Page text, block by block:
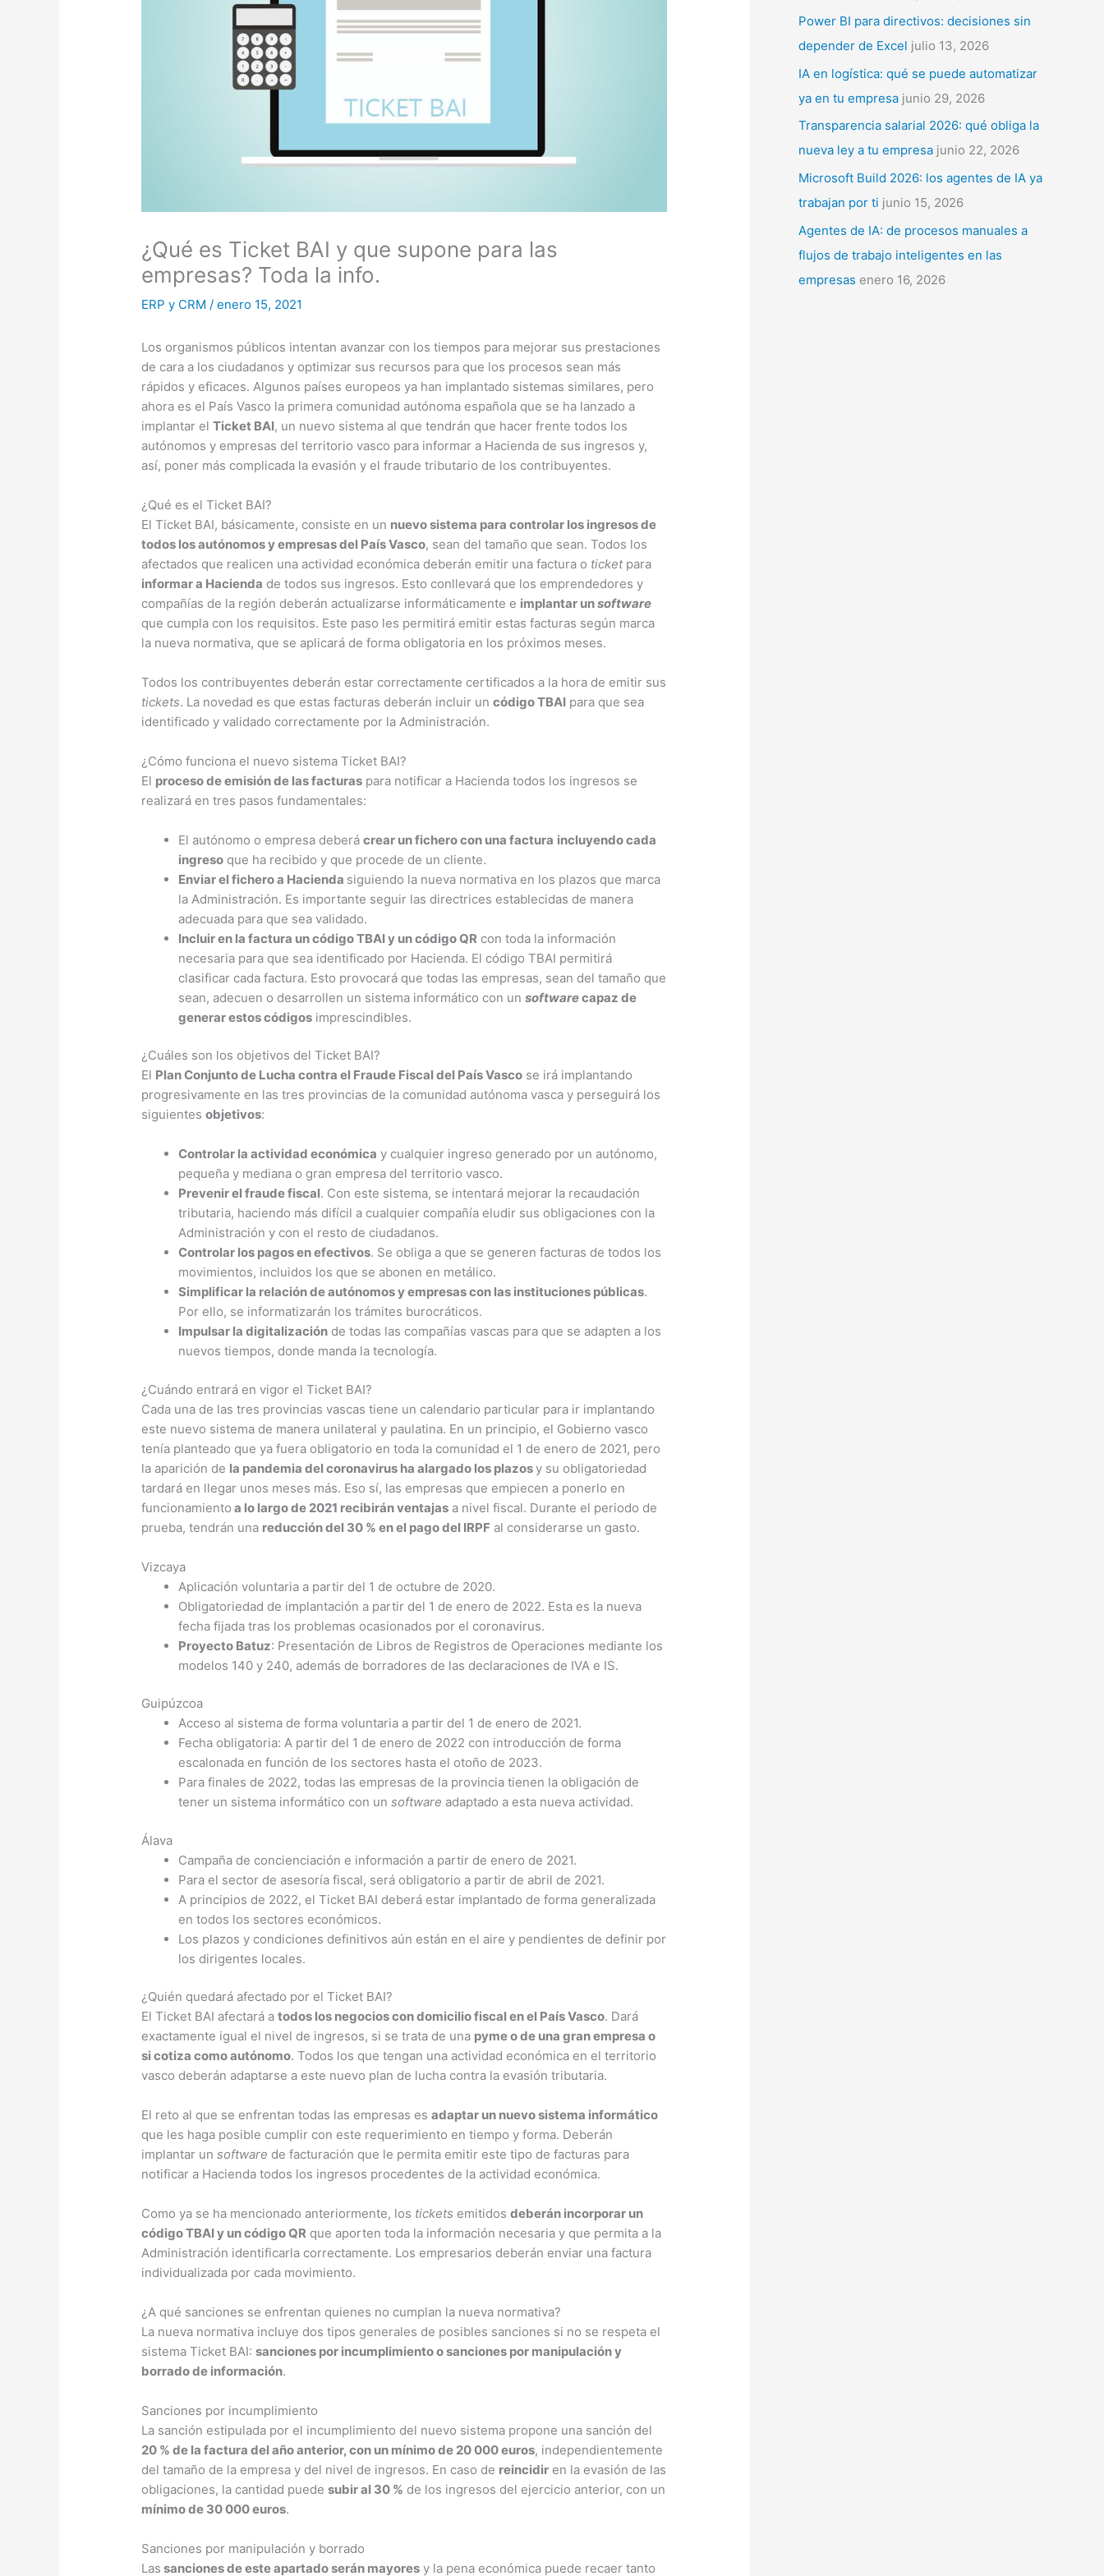
¿Qué es Ticket BAI y que supone para las
empresas? Toda la info.
ERP y CRM /enero 15, 2021
Los organismos públicos intentan avanzar con los tiempos para mejorar sus prestaciones
de cara a los ciudadanos y optimizar sus recursos para que los procesos sean más
rápidos y eficaces. Algunos países europeos ya han implantado sistemas similares, pero
ahora es el País Vasco la primera comunidad autónoma española que se ha lanzado a
implantar elTicket BAI, un nuevo sistema al que tendrán que hacer frente todos los
autónomos y empresas del territorio vasco para informar a Hacienda de sus ingresos y,
así, poner más complicada la evasión y el fraude tributario de los contribuyentes.
¿Qué es el Ticket BAI?
El Ticket BAI, básicamente, consiste en un nuevo sistema para controlar los ingresos de
todos los autónomos y empresas del País Vasco, sean del tamaño que sean. Todos los
afectados que realicen una actividad económica deberán emitir una factura o ticketpara
informar a Hacienda de todos sus ingresos. Esto conllevará que los emprendedores y
compañías de la región deberán actualizarse informáticamente e implantar unsoftware
que cumpla con los requisitos. Este paso les permitirá emitir estas facturas según marca
la nueva normativa, que se aplicará de forma obligatoria en los próximos meses.
Todos los contribuyentes deberán estar correctamente certificados a la hora de emitir sus
tickets. La novedad es que estas facturas deberán incluir uncódigo TBAI para que sea
identificado y validado correctamente por la Administración.
¿Cómo funciona el nuevo sistema Ticket BAI?
El proceso de emisión de las facturas para notificar a Hacienda todos los ingresos se
realizará en tres pasos fundamentales:
El autónomo o empresa deberácrear un fichero con una factura incluyendo cada
ingreso que ha recibido y que procede de un cliente.
Enviar el fichero a Hacienda siguiendo la nueva normativa en los plazos que marca
la Administración. Es importante seguir las directrices establecidas de manera
adecuada para que sea validado.
Incluir en la factura un código TBAI y un código QR con toda la información
necesaria para que sea identificado por Hacienda. El código TBAI permitirá
clasificar cada factura. Esto provocará que todas las empresas, sean del tamaño que
sean, adecuen o desarrollen un sistema informático con unsoftwarecapaz de
generar estos códigos imprescindibles.
¿Cuáles son los objetivos del Ticket BAI?
El Plan Conjunto de Lucha contra el Fraude Fiscal del País Vasco se irá implantando
progresivamente en las tres provincias de la comunidad autónoma vasca y perseguirá los
siguientesobjetivos:
Controlar la actividad económica y cualquier ingreso generado por un autónomo,
pequeña y mediana o gran empresa del territorio vasco.
Prevenir el fraude fiscal. Con este sistema, se intentará mejorar la recaudación
tributaria, haciendo más difícil a cualquier compañía eludir sus obligaciones con la
Administración y con el resto de ciudadanos.
Controlar los pagos en efectivos. Se obliga a que se generen facturas de todos los
movimientos, incluidos los que se abonen en metálico.
Simplificar la relación de autónomos y empresas con las instituciones públicas.
Por ello, se informatizarán los trámites burocráticos.
Impulsar la digitalización de todas las compañías vascas para que se adapten a los
nuevos tiempos, donde manda la tecnología.
¿Cuándo entrará en vigor el Ticket BAI?
Cada una de las tres provincias vascas tiene un calendario particular para ir implantando
este nuevo sistema de manera unilateral y paulatina. En un principio, el Gobierno vasco
tenía planteado que ya fuera obligatorio en toda la comunidad el 1 de enero de 2021, pero
la aparición de la pandemia del coronavirus ha alargado los plazosy su obligatoriedad
tardará en llegar unos meses más. Eso sí, las empresas que empiecen a ponerlo en
funcionamiento a lo largo de 2021 recibirán ventajas a nivel fiscal. Durante el periodo de
prueba, tendrán una reducción del 30 % en el pago del IRPF al considerarse un gasto.
Vizcaya
Aplicación voluntaria a partir del 1 de octubre de 2020.
Obligatoriedad de implantación a partir del 1 de enero de 2022. Esta es la nueva
fecha fijada tras los problemas ocasionados por el coronavirus.
Proyecto Batuz: Presentación de Libros de Registros de Operaciones mediante los
modelos 140 y 240, además de borradores de las declaraciones de IVA e IS.
Guipúzcoa
Acceso al sistema de forma voluntaria a partir del 1 de enero de 2021.
Fecha obligatoria: A partir del 1 de enero de 2022 con introducción de forma
escalonada en función de los sectores hasta el otoño de 2023.
Para finales de 2022, todas las empresas de la provincia tienen la obligación de
tener un sistema informático con unsoftware adaptado a esta nueva actividad.
Álava
Campaña de concienciación e información a partir de enero de 2021.
Para el sector de asesoría fiscal, será obligatorio a partir de abril de 2021.
A principios de 2022, el Ticket BAI deberá estar implantado de forma generalizada
en todos los sectores económicos.
Los plazos y condiciones definitivos aún están en el aire y pendientes de definir por
los dirigentes locales.
¿Quién quedará afectado por el Ticket BAI?
El Ticket BAI afectará atodos los negocios con domicilio fiscal en el País Vasco. Dará
exactamente igual el nivel de ingresos, si se trata de una pyme o de una gran empresa o
si cotiza como autónomo. Todos los que tengan una actividad económica en el territorio
vasco deberán adaptarse a este nuevo plan de lucha contra la evasión tributaria.
El reto al que se enfrentan todas las empresas esadaptar un nuevo sistema informático
que les haga posible cumplir con este requerimiento en tiempo y forma. Deberán
implantar unsoftware de facturación que le permita emitir este tipo de facturas para
notificar a Hacienda todos los ingresos procedentes de la actividad económica.
Como ya se ha mencionado anteriormente, los tickets emitidosdeberán incorporar un
código TBAI y un código QR que aporten toda la información necesaria y que permita a la
Administración identificarla correctamente. Los empresarios deberán enviar una factura
individualizada por cada movimiento.
¿A qué sanciones se enfrentan quienes no cumplan la nueva normativa?
La nueva normativa incluye dos tipos generales de posibles sanciones si no se respeta el
sistema Ticket BAI:sanciones por incumplimiento o sanciones por manipulación y
borrado de información.
Sanciones por incumplimiento
La sanción estipulada por el incumplimiento del nuevo sistema propone una sanción del
20 % de la factura del año anterior, con un mínimo de 20 000 euros, independientemente
del tamaño de la empresa y del nivel de ingresos. En caso de reincidir en la evasión de las
obligaciones, la cantidad puedesubir al 30 % de los ingresos del ejercicio anterior, con un
mínimo de 30 000 euros.
Sanciones por manipulación y borrado
Las sanciones de este apartado serán mayores y la pena económica puede recaer tanto
:
Power BI para directivos: decisiones sin
depender de Excel julio 13, 2026
IA en logística: qué se puede automatizar
ya en tu empresa junio 29, 2026
Transparencia salarial 2026: qué obliga la
nueva ley a tu empresa junio 22, 2026
Microsoft Build 2026: los agentes de IA ya
trabajan por ti junio 15, 2026
Agentes de IA: de procesos manuales a
flujos de trabajo inteligentes en las
empresas enero 16, 2026